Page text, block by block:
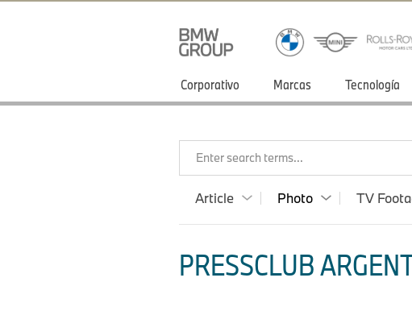
Corporativo Marcas Tecnología
Enter search terms...
Article Photo TV
PRESSCLUB